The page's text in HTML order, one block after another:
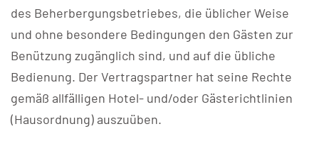
des Beherbergungsbetriebes, die üblicher Weise
und ohne besondere Bedingungen den Gästen zur
Benützung zugänglich sind, und auf die übliche
Bedienung. Der Vertragspartner hat seine Rechte
gemäß allfälligen Hotel- und/oder Gästerichtlinien
(Hausordnung) auszuüben.